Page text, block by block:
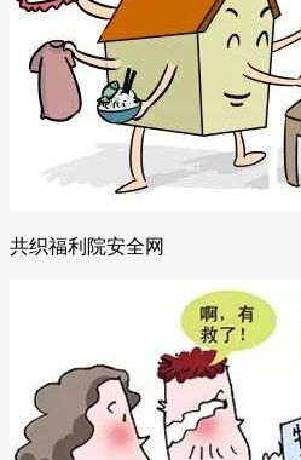
共织福利院安全网